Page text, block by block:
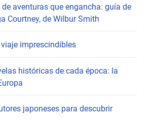
aventuras que engancha: guía de
Courtney, de Wilbur Smith
imprescindibles
históricas de cada época: la
japoneses para descubrir